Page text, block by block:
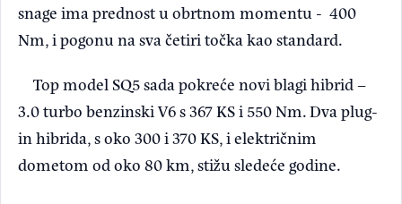
snage ima prednost u obrtnom momentu - 400
Nm, i pogonu na sva četiri točka kao standard.
Top model SQ5 sada pokreće novi blagi hibrid –
3.0 turbo benzinski V6 s 367 KS i 550 Nm. Dva plug-
in hibrida, s oko 300 i 370 KS, i električnim
dometom od oko 80 km, stižu sledeće godine.